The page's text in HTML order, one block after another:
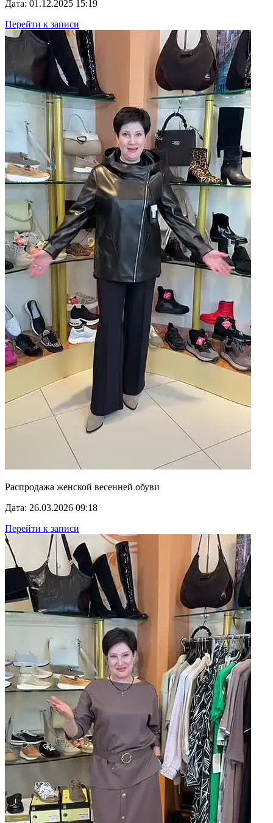
Дата: 01.12.2025 15:19
Перейти к записи
Распродажа женской весенней обуви
Дата: 26.03.2026 09:18
Перейти к записи